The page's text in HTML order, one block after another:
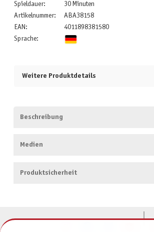
Spieldauer:
30 Minuten
Artikelnummer:
ABA38158
EAN:
4011898381580
Sprache:
Weitere Produktdetails
Beschreibung
Medien
Produktsicherheit